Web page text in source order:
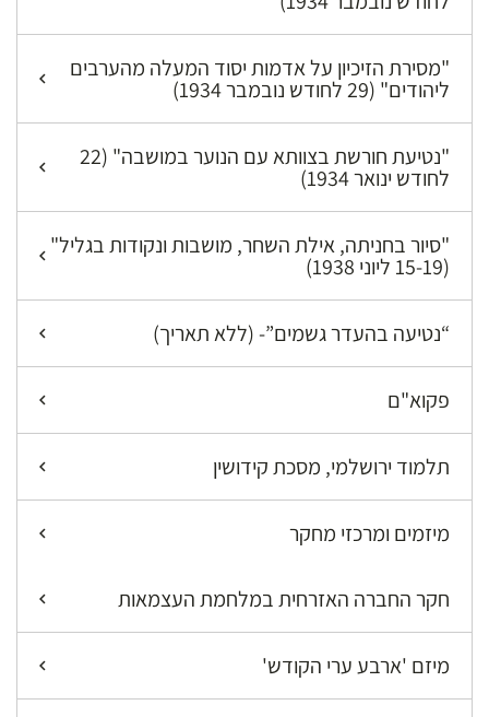
"מסירת הזיכיון על אדמות יסוד המעלה מהערבים
ליהודים" (29 לחודש נובמבר 1934)
"נטיעת חורשת בצוותא עם הנוער במושבה" (22
לחודש ינואר 1934)
"סיור בחניתה, אילת השחר, מושבות ונקודות בגליל"
(15-19 ליוני 1938)
“נטיעה בהעדר גשמים”- (ללא תאריך)
פקוא"ם
תלמוד ירושלמי, מסכת קידושין
מיזמים ומרכזי מחקר
חקר החברה האזרחית במלחמת העצמאות
מיזם 'ארבע ערי הקודש'